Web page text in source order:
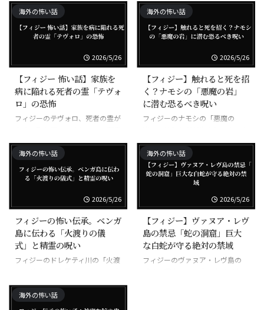
海外の怖い話
2026/5/26
【フィジー 怖い話】家族を
病に陥れる死者の霊「テヴォ
ロ」の恐怖
フィジーのテヴォロ、死者の霊が
海外の怖い話
2026/5/26
【フィジー】触れると死を招
く？ナモシの「悪魔の岩」
に潜む恐るべき呪い
フィジーのナモシの「悪魔の
る呪われた岩
海外の怖い話
2026/5/26
フィジーの怖い伝承。ベンガ
島に伝わる「火渡りの儀
式」と精霊の呪い
フィジーのドレケティ川の「火渡
く超自然の力
海外の怖い話
2026/5/26
【フィジー】ヴァヌア・レヴ
島の禁忌「蛇の洞窟」巨大
な白蛇が守る絶対の禁域
フィジーのヴァヌア・レヴ島の
海外の怖い話